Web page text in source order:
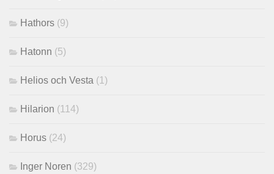
Hathors (9)
Hatonn (5)
Helios och Vesta (1)
Hilarion (114)
Horus (24)
Inger Noren (329)